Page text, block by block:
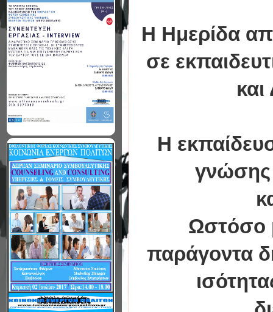
Η Ημερίδα
σε
Η
γνώσης
Ωστόσο
παράγοντα